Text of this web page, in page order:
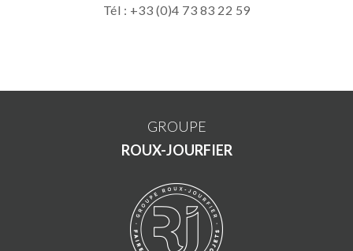
Tél : +33 (0)4 73 83 22 59
GROUPE
ROUX-JOURFIER